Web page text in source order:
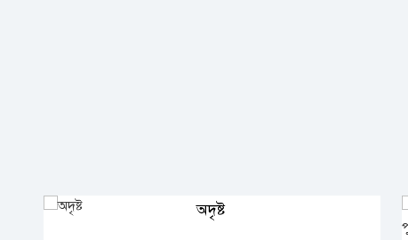
অদৃষ্ট